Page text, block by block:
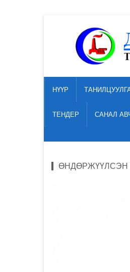
НҮҮР
ТЕНДЕР САНАЛ
ӨНДӨРЖҮҮЛСЭН